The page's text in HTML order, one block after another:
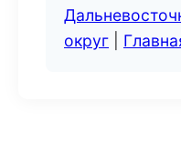
округ